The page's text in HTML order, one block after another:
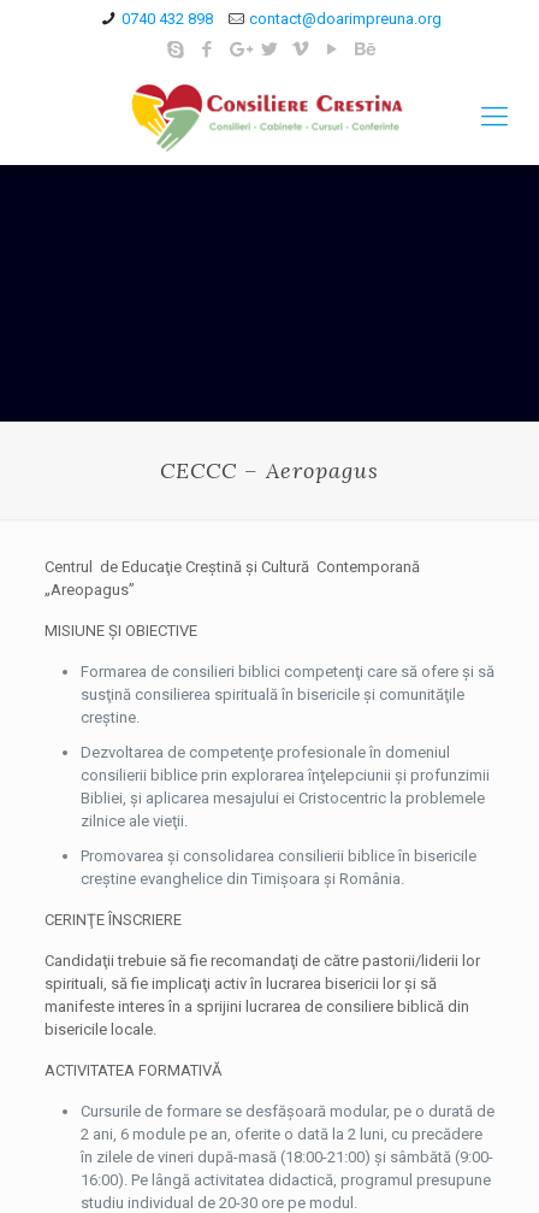
0740 432 898 contact@doarimpreuna.org
CECCC – Aeropagus
Centrul de Educaţie Creştină şi Cultură Contemporană
„Areopagus”
MISIUNE ŞI OBIECTIVE
Formarea de consilieri biblici competenţi care să ofere şi să
susţină consilierea spirituală în bisericile şi comunităţile
creştine.
Dezvoltarea de competenţe profesionale în domeniul
consilierii biblice prin explorarea înţelepciunii şi profunzimii
Bibliei, şi aplicarea mesajului ei Cristocentric la problemele
zilnice ale vieţii.
Promovarea şi consolidarea consilierii biblice în bisericile
creştine evanghelice din Timişoara şi România.
CERINŢE ÎNSCRIERE
Candidaţii trebuie să fie recomandaţi de către pastorii/liderii lor
spirituali, să fie implicaţi activ în lucrarea bisericii lor şi să
manifeste interes în a sprijini lucrarea de consiliere biblică din
bisericile locale.
ACTIVITATEA FORMATIVĂ
Cursurile de formare se desfăşoară modular, pe o durată de
2 ani, 6 module pe an, oferite o dată la 2 luni, cu precădere
în zilele de vineri după-masă (18:00-21:00) şi sâmbătă (9:00-
16:00). Pe lângă activitatea didactică, programul presupune
studiu individual de 20-30 ore pe modul.